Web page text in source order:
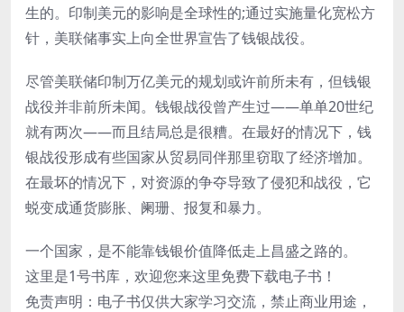
生的。印制美元的影响是全球性的;通过实施量化宽松方
针，美联储事实上向全世界宣告了钱银战役。
尽管美联储印制万亿美元的规划或许前所未有，但钱银
战役并非前所未闻。钱银战役曾产生过——单单20世纪
就有两次——而且结局总是很糟。在最好的情况下，钱
银战役形成有些国家从贸易同伴那里窃取了经济增加。
在最坏的情况下，对资源的争夺导致了侵犯和战役，它
蜕变成通货膨胀、阑珊、报复和暴力。
一个国家，是不能靠钱银价值降低走上昌盛之路的。
这里是1号书库，欢迎您来这里免费下载电子书！
免责声明：电子书仅供大家学习交流，禁止商业用途，